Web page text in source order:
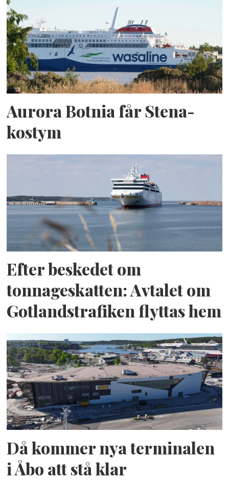
Aurora Botnia får Stena-
kostym
Efter beskedet om
tonnageskatten: Avtalet om
Gotlandstrafiken flyttas hem
Då kommer nya terminalen
i Åbo att stå klar